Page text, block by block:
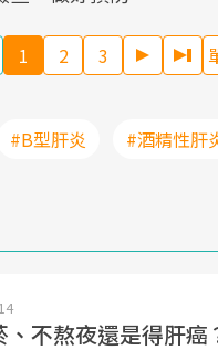
1 2 3
#B型肝炎 #酒精性肝
、不熬夜還是得肝